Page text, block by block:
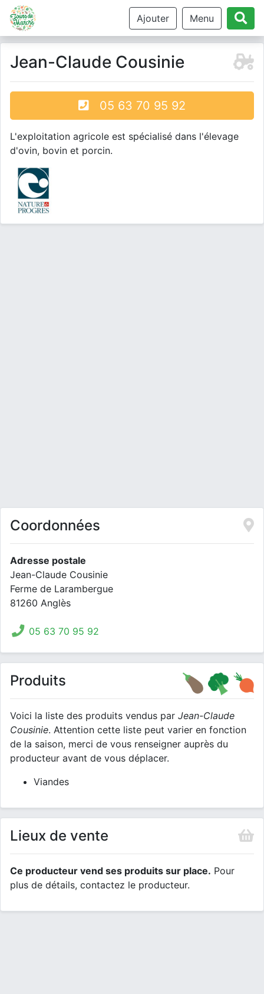
Ajouter Menu
Jean-Claude Cousinie
05 63 70 95 92
L'exploitation agricole est spécialisé dans l'élevage
d'ovin, bovin et porcin.
Coordonnées
Adresse postale
Jean-Claude Cousinie
Ferme de Larambergue
81260 Anglès
05 63 70 95 92
Produits
Voici la liste des produits vendus par Jean-Claude
Cousinie. Attention cette liste peut varier en fonction
de la saison, merci de vous renseigner auprès du
producteur avant de vous déplacer.
Viandes
Lieux de vente
Ce producteur vend ses produits sur place. Pour
plus de détails, contactez le producteur.